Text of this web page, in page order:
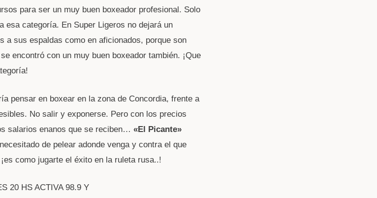
para ser un muy buen boxeador profesional. Solo
esa categoría. En Super Ligeros no dejará un
a sus espaldas como en aficionados, porque son
encontró con un muy buen boxeador también. ¡Que
pensar en boxear en la zona de Concordia, frente a
No salir y exponerse. Pero con los precios
salarios enanos que se reciben… «El Picante»
de pelear adonde venga y contra el que
como jugarte el éxito en la ruleta rusa..!
20 HS ACTIVA 98.9 Y